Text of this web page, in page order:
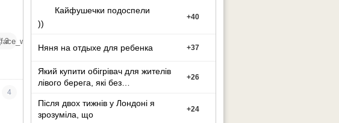
3
4
Кайфушечки подоспели
))
+40
Няня на отдыхе для ребенка +37
Який купити обігрівач для жителів
лівого берега, які без
+26
Після двох тижнів у Лондоні я
зрозуміла, що
+24